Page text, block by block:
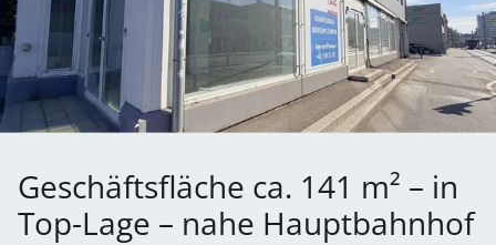
Geschäftsfläche ca. 141 m² – in
Top-Lage – nahe Hauptbahnhof